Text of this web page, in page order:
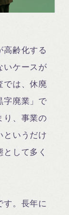
高齢化する
いケースが
では、休廃
字廃業」で
り、事業の
というだけ
して多く
す。長年に